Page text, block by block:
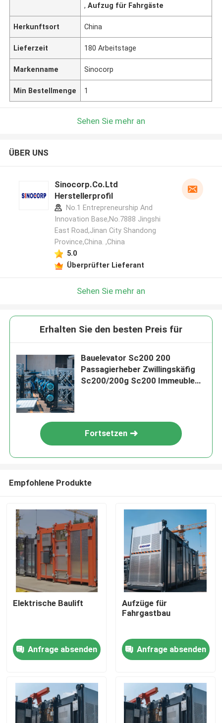
Startseite
Produkte
Videos
,Aufzug für Fahrgäste
Herkunftsort China
Lieferzeit 180 Arbeitstage
Markenname Sinocorp
Min Bestellmenge 1
Sehen Sie mehr an
ÜBER UNS
Sinocorp.Co.Ltd
Herstellerprofil
No.1 Entrepreneurship And
Innovation Base,No.7888 Jingshi
East Road,Jinan City Shandong
Province,China. ,China
5.0
Überprüfter Lieferant
Sehen Sie mehr an
Erhalten Sie den besten Preis für
Bauelevator Sc200 200
Passagierheber Zwillingskäfig
Sc200/200g Sc200 Immeuble
Fortsetzen
Empfohlene Produkte
Elektrische Baulift
Anfrage absenden
Aufzüge für
Fahrgastbau
Anfrage absenden